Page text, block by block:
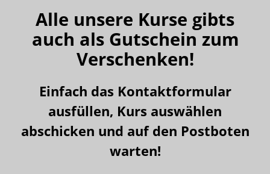
Alle unsere Kurse gibts
auch als Gutschein zum
Verschenken!
Einfach das Kontaktformular
ausfüllen, Kurs auswählen
abschicken und auf den Postboten
warten!